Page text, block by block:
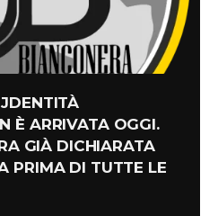
È ARRIVATA OGGI.
GIÀ DICHIARATA
PRIMA DI TUTTE LE